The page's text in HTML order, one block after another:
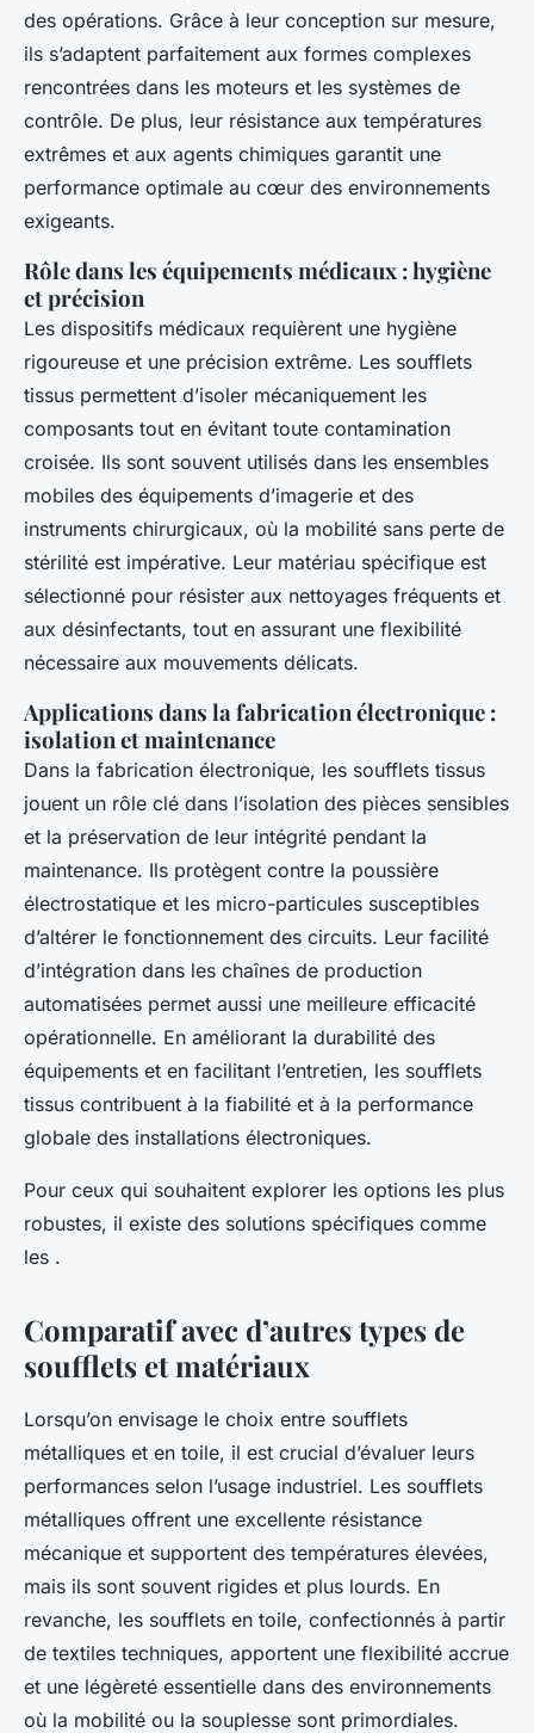
des opérations. Grâce à leur conception sur mesure,
ils s’adaptent parfaitement aux formes complexes
rencontrées dans les moteurs et les systèmes de
contrôle. De plus, leur résistance aux températures
extrêmes et aux agents chimiques garantit une
performance optimale au cœur des environnements
exigeants.
Rôle dans les équipements médicaux : hygiène
et précision
Les dispositifs médicaux requièrent une hygiène
rigoureuse et une précision extrême. Les soufflets
tissus permettent d’isoler mécaniquement les
composants tout en évitant toute contamination
croisée. Ils sont souvent utilisés dans les ensembles
mobiles des équipements d’imagerie et des
instruments chirurgicaux, où la mobilité sans perte de
stérilité est impérative. Leur matériau spécifique est
sélectionné pour résister aux nettoyages fréquents et
aux désinfectants, tout en assurant une flexibilité
nécessaire aux mouvements délicats.
Applications dans la fabrication électronique :
isolation et maintenance
Dans la fabrication électronique, les soufflets tissus
jouent un rôle clé dans l’isolation des pièces sensibles
et la préservation de leur intégrité pendant la
maintenance. Ils protègent contre la poussière
électrostatique et les micro-particules susceptibles
d’altérer le fonctionnement des circuits. Leur facilité
d’intégration dans les chaînes de production
automatisées permet aussi une meilleure efficacité
opérationnelle. En améliorant la durabilité des
équipements et en facilitant l’entretien, les soufflets
tissus contribuent à la fiabilité et à la performance
globale des installations électroniques.
Pour ceux qui souhaitent explorer les options les plus
robustes, il existe des solutions spécifiques comme
les .
Comparatif avec d’autres types de
soufflets et matériaux
Lorsqu’on envisage le choix entre soufflets
métalliques et en toile, il est crucial d’évaluer leurs
performances selon l’usage industriel. Les soufflets
métalliques offrent une excellente résistance
mécanique et supportent des températures élevées,
mais ils sont souvent rigides et plus lourds. En
revanche, les soufflets en toile, confectionnés à partir
de textiles techniques, apportent une flexibilité accrue
et une légèreté essentielle dans des environnements
où la mobilité ou la souplesse sont primordiales.